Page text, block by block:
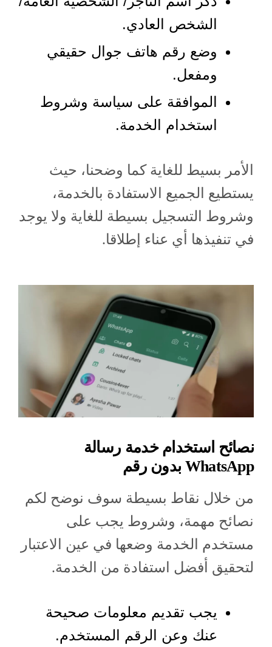
الشخص العادي.
وضع رقم هاتف جوال حقيقي
ومفعل.
الموافقة على سياسة وشروط
استخدام الخدمة.
الأمر بسيط للغاية كما وضحنا، حيث
يستطيع الجميع الاستفادة بالخدمة،
وشروط التسجيل بسيطة للغاية ولا يوجد
في تنفيذها أي عناء إطلاقا.
نصائح استخدام خدمة رسالة
WhatsApp بدون رقم
من خلال نقاط بسيطة سوف نوضح لكم
نصائح مهمة، وشروط يجب على
مستخدم الخدمة وضعها في عين الاعتبار
لتحقيق أفضل استفادة من الخدمة.
يجب تقديم معلومات صحيحة
عنك وعن الرقم المستخدم.